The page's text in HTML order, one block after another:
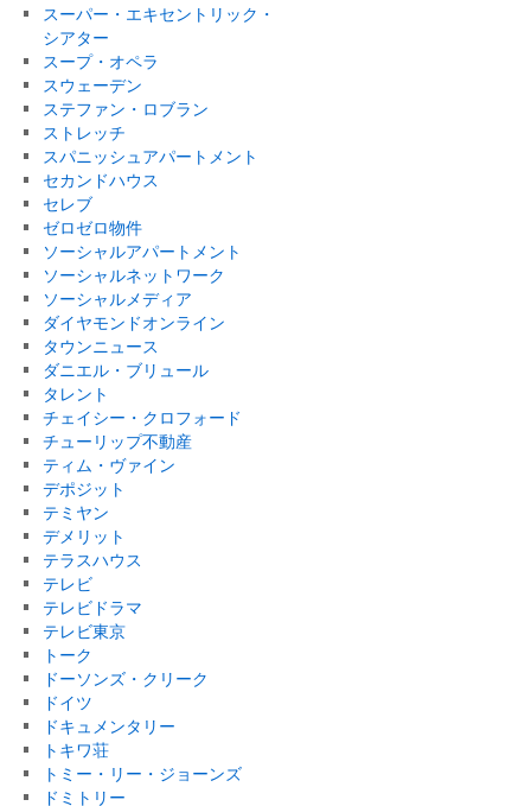
スーパー・エキセントリック・
シアター
スープ・オペラ
スウェーデン
ステファン・ロブラン
ストレッチ
スパニッシュアパートメント
セカンドハウス
セレブ
ゼロゼロ物件
ソーシャルアパートメント
ソーシャルネットワーク
ソーシャルメディア
ダイヤモンドオンライン
タウンニュース
ダニエル・ブリュール
タレント
チェイシー・クロフォード
チューリップ不動産
ティム・ヴァイン
デポジット
テミヤン
デメリット
テラスハウス
テレビ
テレビドラマ
テレビ東京
トーク
ドーソンズ・クリーク
ドイツ
ドキュメンタリー
トキワ荘
トミー・リー・ジョーンズ
ドミトリー